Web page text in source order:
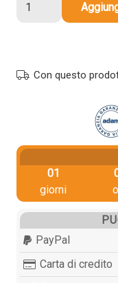
GIALLO
Con questo
01
giorni
PayPal
Carta di credito